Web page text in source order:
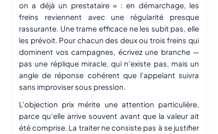
on a déjà un prestataire » : en démarchage, les
freins reviennent avec une régularité presque
rassurante. Une trame efficace ne les subit pas, elle
les prévoit. Pour chacun des deux ou trois freins qui
dominent vos campagnes, écrivez une branche —
pas une réplique miracle, qui n'existe pas, mais un
angle de réponse cohérent que l'appelant suivra
sans improviser sous pression.
L'objection prix mérite une attention particulière,
parce qu'elle arrive souvent avant que la valeur ait
été comprise. La traiter ne consiste pas à se justifier